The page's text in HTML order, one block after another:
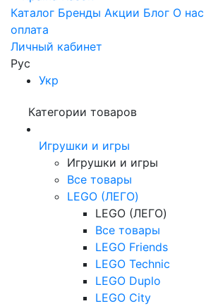
Каталог Бренды Акции Блог О нас
оплата
Личный кабинет
Рус
Укр
Категории товаров
Игрушки и игры
Игрушки и игры
Все товары
LEGO (ЛЕГО)
LEGO (ЛЕГО)
Все товары
LEGO Friends
LEGO Technic
LEGO Duplo
LEGO City